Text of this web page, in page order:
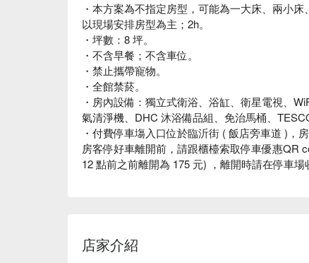
・本方案為不指定房型，可能為一大床、兩小
以現場安排房型為主；2h。
・坪數：8 坪。
・不含早餐；不含車位。
・禁止攜帶寵物。
・全館禁菸。
・房內設備：獨立式衛浴、浴缸、衛星電視、
氣清淨機、DHC 沐浴備品組、免治馬桶、
・付費停車塲入口位於臨沂街 ( 飯店旁車道 )，
房客停好車離開前，請跟櫃檯索取停車優惠QR
12 點前之前離開為 175 元) ，離開時請在停車場
店家介紹